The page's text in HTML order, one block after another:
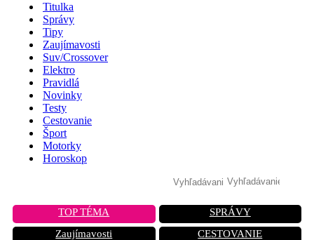
Titulka
Správy
Tipy
Zaujímavosti
Suv/Crossover
Elektro
Pravidlá
Novinky
Testy
Cestovanie
Šport
Motorky
Horoskop
TOP TÉMA
SPRÁVY
Zaujímavosti
CESTOVANIE